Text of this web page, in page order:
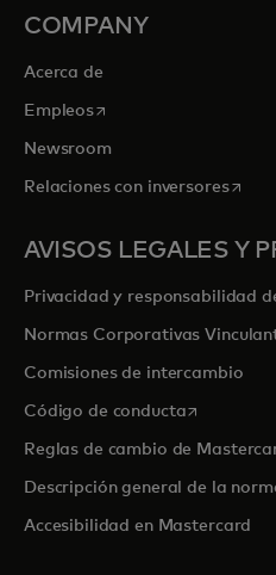
COMPANY
Acerca de
Empleosse abre en una pestaña
Newsroom
Relaciones con inversoresse
AVISOS LEGALES Y
Privacidad y responsabilidad
Normas Corporativas
Comisiones de intercambio
Código de conductase abre en
Reglas de cambio de
Descripción general de la
Accesibilidad en Mastercard